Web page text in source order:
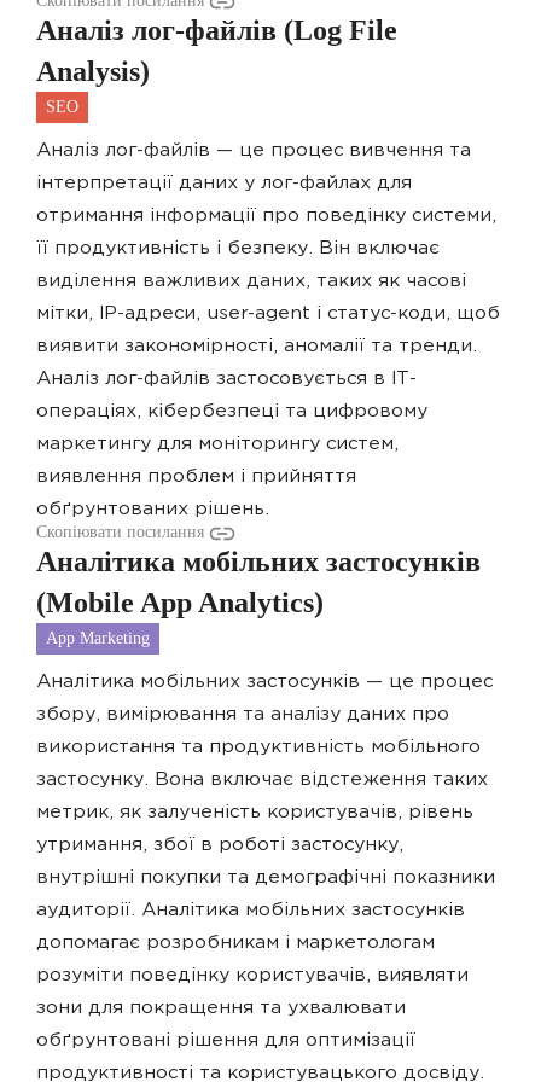
Аналіз лог-файлів (Log File
Analysis)
SEO
Аналіз лог-файлів — це процес вивчення та
інтерпретації даних у лог-файлах для
отримання інформації про поведінку системи,
її продуктивність і безпеку. Він включає
виділення важливих даних, таких як часові
мітки, IP-адреси, user-agent і статус-коди, щоб
виявити закономірності, аномалії та тренди.
Аналіз лог-файлів застосовується в ІТ-
операціях, кібербезпеці та цифровому
маркетингу для моніторингу систем,
виявлення проблем і прийняття
обґрунтованих рішень.
Скопіювати посилання
Аналітика мобільних застосунків
(Mobile App Analytics)
App Marketing
Аналітика мобільних застосунків — це процес
збору, вимірювання та аналізу даних про
використання та продуктивність мобільного
застосунку. Вона включає відстеження таких
метрик, як залученість користувачів, рівень
утримання, збої в роботі застосунку,
внутрішні покупки та демографічні показники
аудиторії. Аналітика мобільних застосунків
допомагає розробникам і маркетологам
розуміти поведінку користувачів, виявляти
зони для покращення та ухвалювати
обґрунтовані рішення для оптимізації
продуктивності та користувацького досвіду.